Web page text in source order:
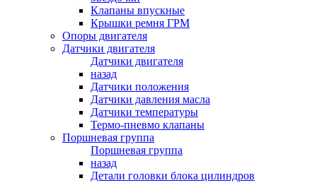
Клапаны впускные
Крышки ремня ГРМ
Опоры двигателя
Датчики двигателя
Датчики двигателя
назад
Датчики положения
Датчики давления масла
Датчики температуры
Термо-пневмо клапаны
Поршневая группа
Поршневая группа
назад
Детали головки блока цилиндров